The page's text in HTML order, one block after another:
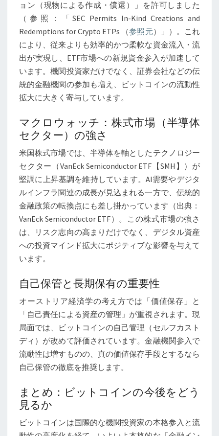
月
7
日
現
在】
ョン（現物による作成・償還）」を許可しました
（参照：「SEC Permits In-Kind Creations and
Redemptions for Crypto ETPs （参照元）」）。これ
により、従来よりも効率的かつ柔軟な資金流入・流
出が実現し、ETF市場への新規資金参入が加速して
います。機関投資家だけでなく、証券会社などの伝
統的金融機関の参加も増え、ビットコインの流動性
拡大に大きく寄与しています。
マクロウォッチ：株式市場（半導体
セクター）の強さ
米国株式市場では、半導体を軸としたテクノロジー
セクター（VanEck Semiconductor ETF【SMH】）が
堅調に上昇基調を維持しています。AI需要やデジタ
ルインフラ関連の成長が見込まれる一方で、伝統的
金融政策の転換点にも差し掛かっています（出典：
VanEck Semiconductor ETF）。この株式市場の強さ
は、リスク志向の高まりだけでなく、デジタル資産
への投資マインド拡大にポジティブな影響を与えて
います。
自己保管と長期保有の重要性
オーストリア経済学の考え方では「価値保存」と
「自己責任による資産の管理」が重視されます。現
局面では、ビットコインの自己管理（セルフカスト
ディ）が改めて評価されています。金融機関参入で
流動性は増すものの、真の価値保存手段とするなら
自己保管の徹底を推奨します。
まとめ：ビットコインの今後をどう
見るか
ビットコインは国際的な機関投資家の本格参入と流